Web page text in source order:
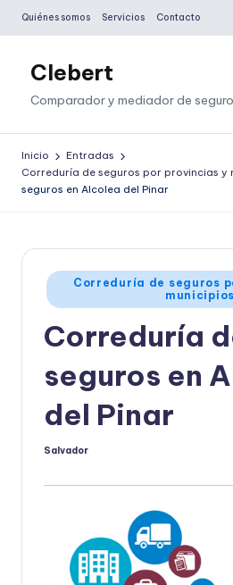
Saltar
contenido
Quiénes somos Servicios Contacto
Clebert
Comparador y mediador de
Inicio
Entradas
Correduría de seguros por provincias y
seguros en Alcolea del Pinar
Publicado
en
Correduría de seguros
municipios
Correduría
seguros en
del Pinar
Publicado
Salvador